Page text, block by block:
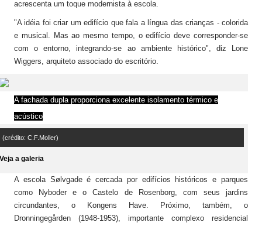
acrescenta um toque modernista à escola.
"A idéia foi criar um edifício que fala a língua das crianças - colorida
e musical. Mas ao mesmo tempo, o edifício deve corresponder-se
com o entorno, integrando-se ao ambiente histórico", diz Lone
Wiggers, arquiteto associado do escritório.
A fachada dupla proporciona excelente isolamento térmico e
acústico
(crédito: C.F.Moller)
Veja a galeria
A escola Sølvgade é cercada por edifícios históricos e parques
como Nyboder e o Castelo de Rosenborg, com seus jardins
circundantes, o Kongens Have. Próximo, também, o
Dronningegården (1948-1953), importante complexo residencial